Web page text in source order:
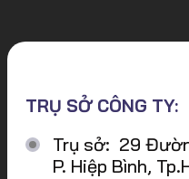
TRỤ SỞ CÔNG TY:
Trụ sở: 29
P. Hiệp Bình,